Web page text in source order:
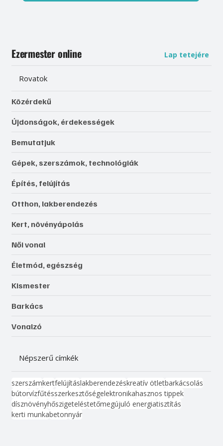
Ezermester online Lap tetejére
Rovatok
Közérdekű
Újdonságok, érdekességek
Bemutatjuk
Gépek, szerszámok, technológiák
Építés, felújítás
Otthon, lakberendezés
Kert, növényápolás
Női vonal
Életmód, egészség
Kismester
Barkács
Vonalzó
Népszerű címkék
szerszámkertfelújításlakberendezéskreatív ötletbarkácsolás
bútorvízfűtésszerkesztőségelektronikahasznos tippek
dísznövényhőszigeteléstetőmegújuló energiatisztítás
kerti munkabetonnyár